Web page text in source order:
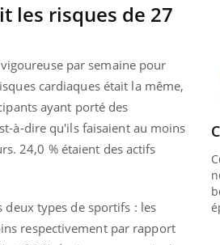
les risques de 27
par semaine pour
cardiaques était la même,
ayant porté des
à-dire qu'ils faisaient au moins
24,0 % étaient des actifs
deux types de sportifs : les
respectivement par rapport
jumeau numérique » pour
l’accès à la médecine
innove en matière de bilan de
: l'utilisation d'un « jumeau
» permet ...